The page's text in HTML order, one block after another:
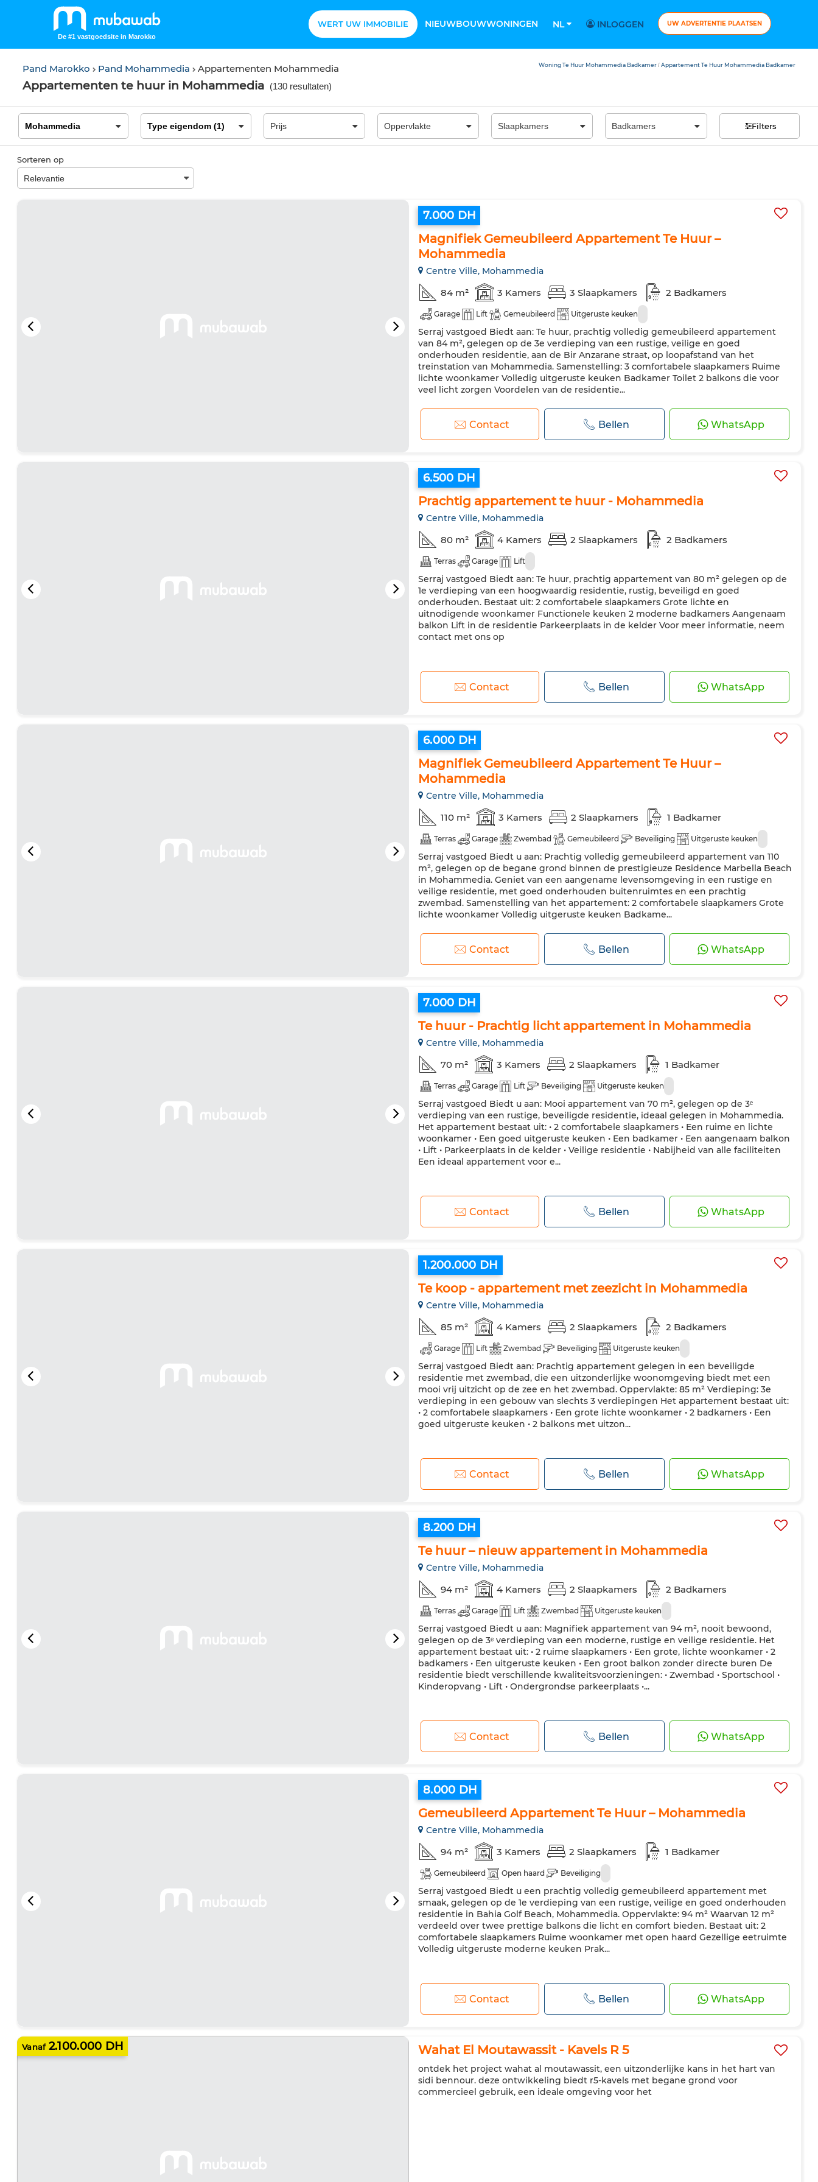
De #1 vastgoedsite in Marokko
WERT UW IMMOBILIE NIEUWBOUWWONINGEN NL INLOGGEN UW ADVERTENTIE PLAATSEN
Pand Marokko Pand Mohammedia Appartementen Mohammedia
Appartementen te huur in Mohammedia (130 resultaten)
Woning Te Huur Mohammedia Badkamer / Appartement Te Huur Mohammedia Badkamer
Filters
Sorteren op
7.000 DH
Magnifiek Gemeubileerd Appartement Te Huur –
Mohammedia
Centre Ville, Mohammedia
84 m² 3 Kamers 3 Slaapkamers 2 Badkamers
Garage Lift Gemeubileerd Uitgeruste keuken
Serraj vastgoed Biedt aan: Te huur, prachtig volledig gemeubileerd appartement
van 84 m², gelegen op de 3e verdieping van een rustige, veilige en goed
onderhouden residentie, aan de Bir Anzarane straat, op loopafstand van het
treinstation van Mohammedia. Samenstelling: 3 comfortabele slaapkamers Ruime
lichte woonkamer Volledig uitgeruste keuken Badkamer Toilet 2 balkons die voor
veel licht zorgen Voordelen van de residentie...
Contact Bellen WhatsApp
6.500 DH
Prachtig appartement te huur - Mohammedia
Centre Ville, Mohammedia
80 m² 4 Kamers 2 Slaapkamers 2 Badkamers
Terras Garage Lift
Serraj vastgoed Biedt aan: Te huur, prachtig appartement van 80 m² gelegen op de
1e verdieping van een hoogwaardig residentie, rustig, beveiligd en goed
onderhouden. Bestaat uit: 2 comfortabele slaapkamers Grote lichte en
uitnodigende woonkamer Functionele keuken 2 moderne badkamers Aangenaam
balkon Lift in de residentie Parkeerplaats in de kelder Voor meer informatie, neem
contact met ons op
Contact Bellen WhatsApp
6.000 DH
Magnifiek Gemeubileerd Appartement Te Huur –
Mohammedia
Centre Ville, Mohammedia
110 m² 3 Kamers 2 Slaapkamers 1 Badkamer
Terras Garage Zwembad Gemeubileerd Beveiliging Uitgeruste keuken
Serraj vastgoed Biedt u aan: Prachtig volledig gemeubileerd appartement van 110
m², gelegen op de begane grond binnen de prestigieuze Residence Marbella Beach
in Mohammedia. Geniet van een aangename levensomgeving in een rustige en
veilige residentie, met goed onderhouden buitenruimtes en een prachtig
zwembad. Samenstelling van het appartement: 2 comfortabele slaapkamers Grote
lichte woonkamer Volledig uitgeruste keuken Badkame...
Contact Bellen WhatsApp
7.000 DH
Te huur - Prachtig licht appartement in Mohammedia
Centre Ville, Mohammedia
70 m² 3 Kamers 2 Slaapkamers 1 Badkamer
Terras Garage Lift Beveiliging Uitgeruste keuken
Serraj vastgoed Biedt u aan: Mooi appartement van 70 m², gelegen op de 3ᵉ
verdieping van een rustige, beveiligde residentie, ideaal gelegen in Mohammedia.
Het appartement bestaat uit: • 2 comfortabele slaapkamers • Een ruime en lichte
woonkamer • Een goed uitgeruste keuken • Een badkamer • Een aangenaam balkon
• Lift • Parkeerplaats in de kelder • Veilige residentie • Nabijheid van alle faciliteiten
Een ideaal appartement voor e...
Contact Bellen WhatsApp
1.200.000 DH
Te koop - appartement met zeezicht in Mohammedia
Centre Ville, Mohammedia
85 m² 4 Kamers 2 Slaapkamers 2 Badkamers
Garage Lift Zwembad Beveiliging Uitgeruste keuken
Serraj vastgoed Biedt aan: Prachtig appartement gelegen in een beveiligde
residentie met zwembad, die een uitzonderlijke woonomgeving biedt met een
mooi vrij uitzicht op de zee en het zwembad. Oppervlakte: 85 m² Verdieping: 3e
verdieping in een gebouw van slechts 3 verdiepingen Het appartement bestaat uit:
• 2 comfortabele slaapkamers • Een grote lichte woonkamer • 2 badkamers • Een
goed uitgeruste keuken • 2 balkons met uitzon...
Contact Bellen WhatsApp
8.200 DH
Te huur – nieuw appartement in Mohammedia
Centre Ville, Mohammedia
94 m² 4 Kamers 2 Slaapkamers 2 Badkamers
Terras Garage Lift Zwembad Uitgeruste keuken
Serraj vastgoed Biedt u aan: Magnifiek appartement van 94 m², nooit bewoond,
gelegen op de 3ᵉ verdieping van een moderne, rustige en veilige residentie. Het
appartement bestaat uit: • 2 ruime slaapkamers • Een grote, lichte woonkamer • 2
badkamers • Een uitgeruste keuken • Een groot balkon zonder directe buren De
residentie biedt verschillende kwaliteitsvoorzieningen: • Zwembad • Sportschool •
Kinderopvang • Lift • Ondergrondse parkeerplaats •...
Contact Bellen WhatsApp
8.000 DH
Gemeubileerd Appartement Te Huur – Mohammedia
Centre Ville, Mohammedia
94 m² 3 Kamers 2 Slaapkamers 1 Badkamer
Gemeubileerd Open haard Beveiliging
Serraj vastgoed Biedt u een prachtig volledig gemeubileerd appartement met
smaak, gelegen op de 1e verdieping van een rustige, veilige en goed onderhouden
residentie in Bahia Golf Beach, Mohammedia. Oppervlakte: 94 m² Waarvan 12 m²
verdeeld over twee prettige balkons die licht en comfort bieden. Bestaat uit: 2
comfortabele slaapkamers Ruime woonkamer met open haard Gezellige eetruimte
Volledig uitgeruste moderne keuken Prak...
Contact Bellen WhatsApp
Vanaf 2.100.000 DH Wahat El Moutawassit - Kavels R 5
ontdek het project wahat al moutawassit, een uitzonderlijke kans in het hart van
sidi bennour. deze ontwikkeling biedt r5-kavels met begane grond voor
commercieel gebruik, een ideale omgeving voor het